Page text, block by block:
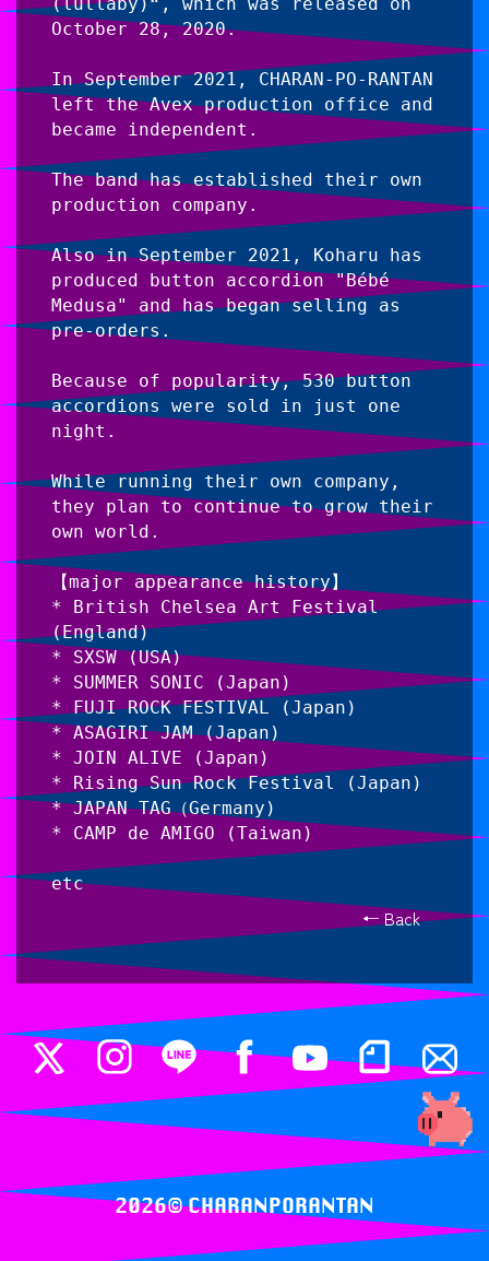
October 28, 2020.
In September 2021, CHARAN-PO-RANTAN
left the Avex production office and
became independent.
The band has established their own
production company.
Also in September 2021, Koharu has
produced button accordion "Bébé
Medusa" and has began selling as
pre-orders.
Because of popularity, 530 button
accordions were sold in just one
night.
While running their own company,
they plan to continue to grow their
own world.
【major appearance history】
* British Chelsea Art Festival
(England)
* SXSW (USA)
* SUMMER SONIC (Japan)
* FUJI ROCK FESTIVAL (Japan)
* ASAGIRI JAM (Japan)
* JOIN ALIVE (Japan)
* Rising Sun Rock Festival (Japan)
* JAPAN TAG（Germany)
* CAMP de AMIGO (Taiwan)
etc
← Back
2026© ️CHARANPORANTAN